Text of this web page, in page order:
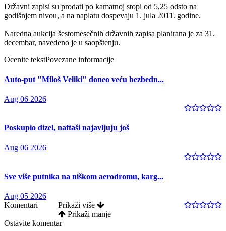
Državni zapisi su prodati po kamatnoj stopi od 5,25 odsto na
godišnjem nivou, a na naplatu dospevaju 1. jula 2011. godine.
Naredna aukcija šestomesečnih državnih zapisa planirana je za 31.
decembar, navedeno je u saopštenju.
Ocenite tekstPovezane informacije
Auto-put "Miloš Veliki" doneo veću bezbedn...
Aug 06 2026
Poskupio dizel, naftaši najavljuju još
Aug 06 2026
Sve više putnika na niškom aerodromu, karg...
Aug 05 2026
Komentari
Prikaži više
Prikaži manje
Ostavite komentar